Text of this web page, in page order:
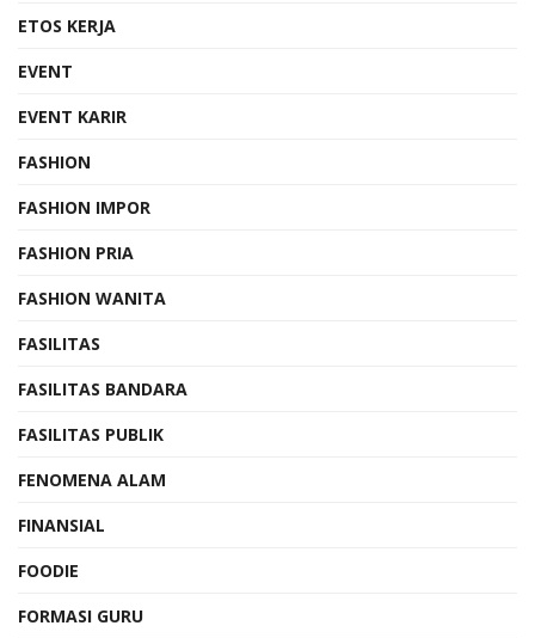
ETOS KERJA
EVENT
EVENT KARIR
FASHION
FASHION IMPOR
FASHION PRIA
FASHION WANITA
FASILITAS
FASILITAS BANDARA
FASILITAS PUBLIK
FENOMENA ALAM
FINANSIAL
FOODIE
FORMASI GURU